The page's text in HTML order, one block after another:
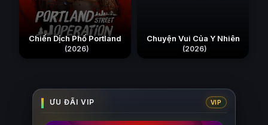
Chiến Dịch Phố Portland
(2026)
Chuyện Vui Của Y Nhiên
(2026)